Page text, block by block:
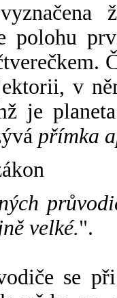
polohu
v
je
přímka
velké.".
se